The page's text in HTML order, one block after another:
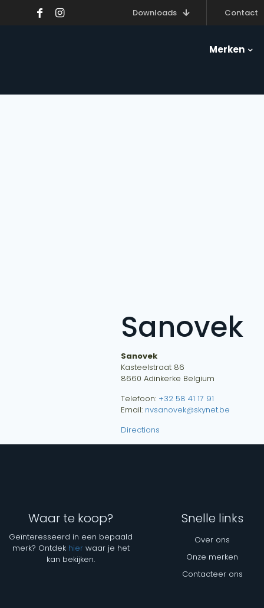
Downloads Contact
Merken
Sanovek
Sanovek
Kasteelstraat 86
8660 Adinkerke Belgium
Telefoon: +32 58 41 17 91
Email: nvsanovek@skynet.be
Directions
Waar te koop?
Geïnteresseerd in een bepaald
merk? Ontdek hierwaar je het
kan bekijken.
Snelle links
Over ons
Onze merken
Contacteer ons